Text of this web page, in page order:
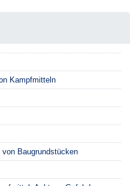
Kampfmitteln
Baugrundstücken